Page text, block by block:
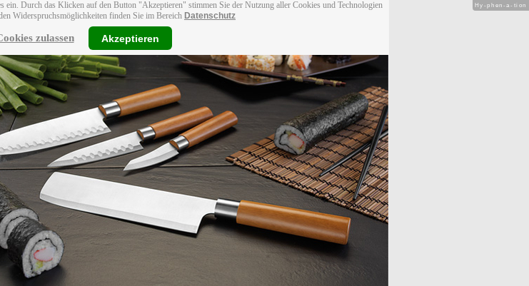
ein. Durch das Klicken auf den Button "Akzeptieren" stimmen Sie der Nutzung aller Cookies und Technologien
Widerspruchsmöglichkeiten finden Sie im Bereich Datenschutz
zulassen Akzeptieren
Hy-phen-a-tion